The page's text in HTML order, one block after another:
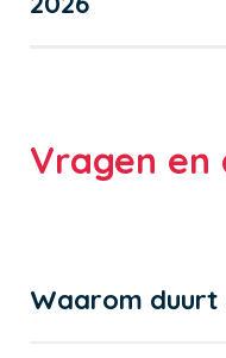
Vragen
Waarom